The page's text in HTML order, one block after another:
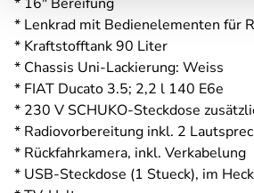
* Lenkrad mit Bedienelementen für
* Kraftstofftank 90 Liter
* Chassis Uni-Lackierung: Weiss
* FIAT Ducato 3.5; 2,2 l 140 E6e
* 230 V SCHUKO-Steckdose
* Radiovorbereitung inkl. 2
* Rückfahrkamera, inkl. Verkabelung
* USB-Steckdose (1 Stueck), im Heck